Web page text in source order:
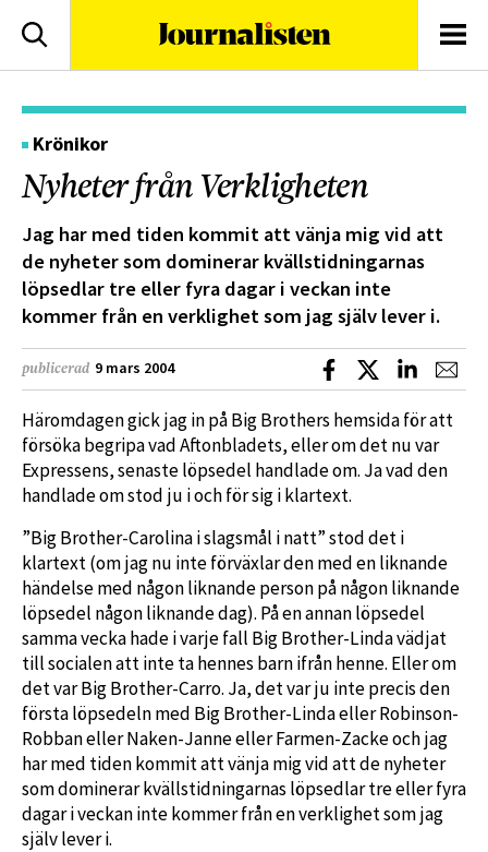
Sök
Krönikor
Nyheter från Verkligheten
Jag har med tiden kommit att vänja mig vid att
de nyheter som dominerar kvällstidningarnas
löpsedlar tre eller fyra dagar i veckan inte
kommer från en verklighet som jag själv lever i.
publicerad 9 mars 2004 Dela på Facebook
Dela på XDela på
Häromdagen gick jag in på Big Brothers hemsida för att
försöka begripa vad Aftonbladets, eller om det nu var
Expressens, senaste löpsedel handlade om. Ja vad den
handlade om stod ju i och för sig i klartext.
”Big Brother-Carolina i slagsmål i natt” stod det i
klartext (om jag nu inte förväxlar den med en liknande
händelse med någon liknande person på någon liknande
löpsedel någon liknande dag). På en annan löpsedel
samma vecka hade i varje fall Big Brother-Linda vädjat
till socialen att inte ta hennes barn ifrån henne. Eller om
det var Big Brother-Carro. Ja, det var ju inte precis den
första löpsedeln med Big Brother-Linda eller Robinson-
Robban eller Naken-Janne eller Farmen-Zacke och jag
har med tiden kommit att vänja mig vid att de nyheter
som dominerar kvällstidningarnas löpsedlar tre eller fyra
dagar i veckan inte kommer från en verklighet som jag
själv lever i.